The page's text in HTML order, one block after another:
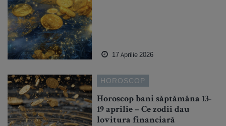
17 Aprilie 2026
HOROSCOP
Horoscop bani săptămâna 13-
19 aprilie – Ce zodii dau
lovitura financiară